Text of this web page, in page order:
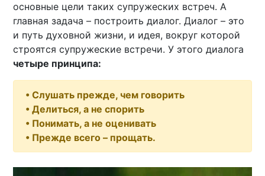
основные цели таких супружеских встреч. А
главная задача – построить диалог. Диалог – это
и путь духовной жизни, и идея, вокруг которой
строятся супружеские встречи. У этого диалога
четыре принципа:
• Слушать прежде, чем говорить
• Делиться, а не спорить
• Понимать, а не оценивать
• Прежде всего – прощать.